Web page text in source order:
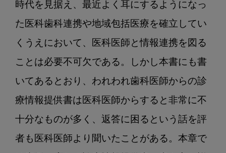
時代を見据え、最近よく耳にするようになっ
た医科歯科連携や地域包括医療を確立してい
くうえにおいて、医科医師と情報連携を図る
ことは必要不可欠である。しかし本書にも書
いてあるとおり、われわれ歯科医師からの診
療情報提供書は医科医師からすると非常に不
十分なものが多く、返答に困るという話を評
者も医科医師より聞いたことがある。本章で